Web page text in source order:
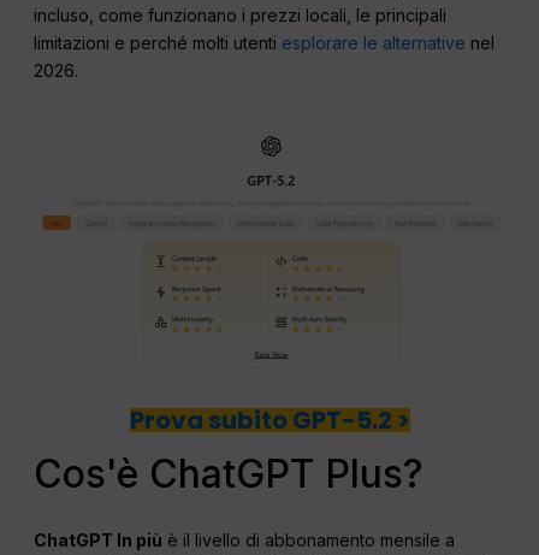
incluso, come funzionano i prezzi locali, le principali
limitazioni e perché molti utenti esplorare le alternative nel
2026.
Prova subito GPT-5.2 >
Cos'è ChatGPT Plus?
ChatGPT In più è il livello di abbonamento mensile a